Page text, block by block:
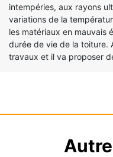
intempéries, aux rayons
variations de la
les matériaux en mauvais
durée de vie de la toiture.
travaux et il va proposer